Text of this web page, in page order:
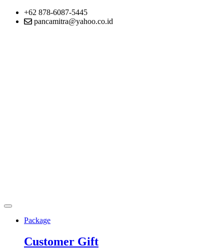
+62 878-6087-5445
pancamitra@yahoo.co.id
Package
Customer Gift